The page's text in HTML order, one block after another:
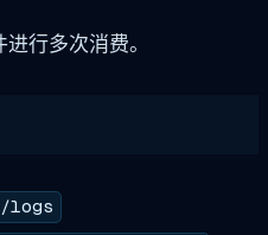
行多次消费。
logs